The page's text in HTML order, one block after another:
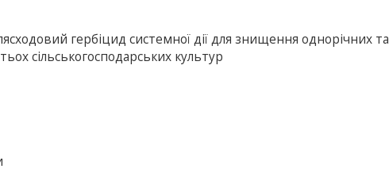
гербіцид системної дії для знищення однорічних та
сільськогосподарських культур